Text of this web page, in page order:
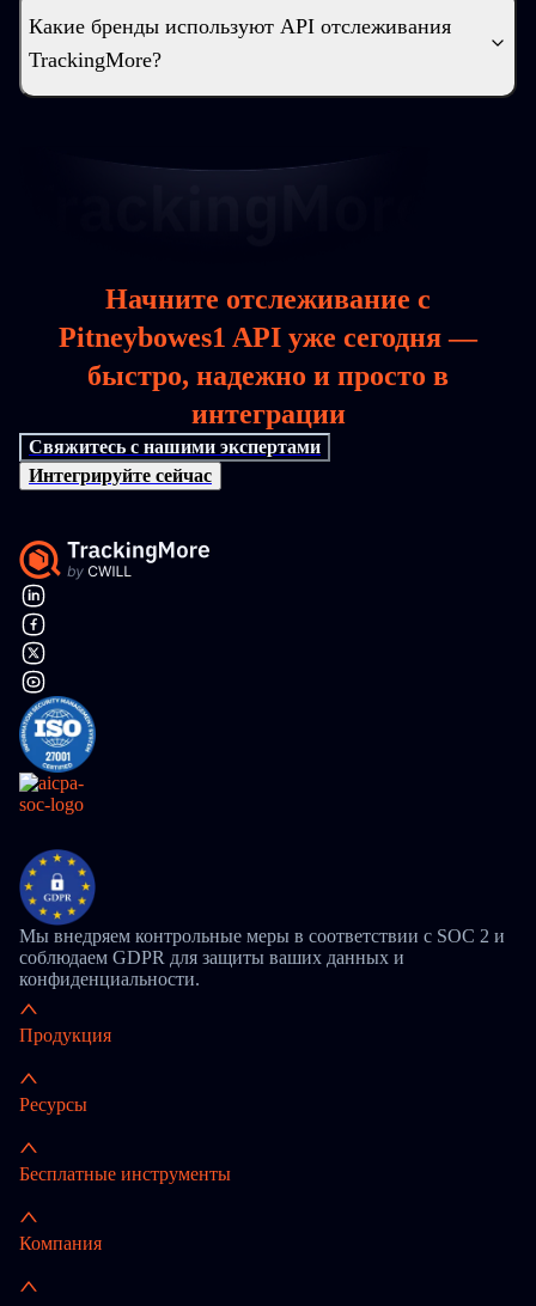
Какие бренды используют API отслеживания
TrackingMore?
Начните отслеживание с
Pitneybowes1 API уже сегодня —
быстро, надежно и просто в
интеграции
Свяжитесь с нашими экспертами
Интегрируйте сейчас
Мы внедряем контрольные меры в соответствии с SOC 2 и
соблюдаем GDPR для защиты ваших данных и
конфиденциальности.
Продукция
Ресурсы
Бесплатные инструменты
Компания